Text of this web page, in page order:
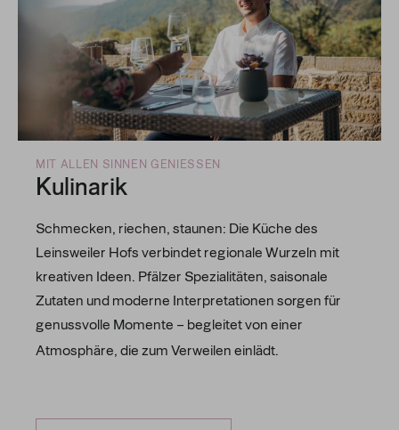
MIT ALLEN SINNEN GENIESSEN
Kulinarik
Schmecken, riechen, staunen: Die Küche des
Leinsweiler Hofs verbindet regionale Wurzeln mit
kreativen Ideen. Pfälzer Spezialitäten, saisonale
Zutaten und moderne Interpretationen sorgen für
genussvolle Momente – begleitet von einer
Atmosphäre, die zum Verweilen einlädt.